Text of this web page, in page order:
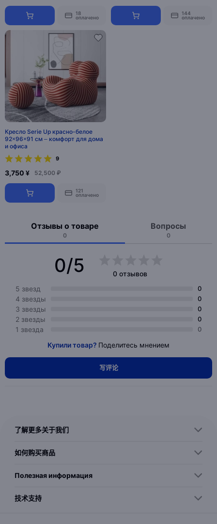
18
оплачено
144
оплачено
Кресло Serie Up красно-белое
92×96×91 см – комфорт для дома
и офиса
9
3,750 ¥ 52,500 ₽
121
оплачено
Отзывы о товаре
0
Вопросы
0
0/5
0 отзывов
5 звезд
0
4 звезды 0
3 звезды 0
2 звезды 0
1 звезда 0
Купили товар? Поделитесь мнением
写评论
了解更多关于我们
如何购买商品
Полезная информация
技术支持